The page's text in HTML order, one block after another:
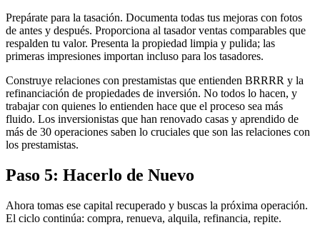
Prepárate para la tasación. Documenta todas tus mejoras con fotos
de antes y después. Proporciona al tasador ventas comparables que
respalden tu valor. Presenta la propiedad limpia y pulida; las
primeras impresiones importan incluso para los tasadores.
Construye relaciones con prestamistas que entienden BRRRR y la
refinanciación de propiedades de inversión. No todos lo hacen, y
trabajar con quienes lo entienden hace que el proceso sea más
fluido. Los inversionistas que han renovado casas y aprendido de
más de 30 operaciones saben lo cruciales que son las relaciones con
los prestamistas.
Paso 5: Hacerlo de Nuevo
Ahora tomas ese capital recuperado y buscas la próxima operación.
El ciclo continúa: compra, renueva, alquila, refinancia, repite.